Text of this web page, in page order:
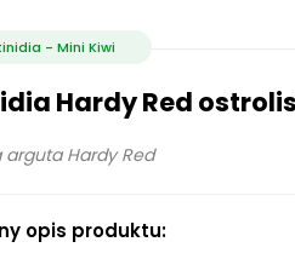
- Mini Kiwi
Hardy Red
arguta Hardy Red
opis produktu: